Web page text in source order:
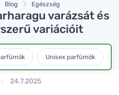
Blog Egészség
varázsát és
variációit
Unisex parfümök
24.7.2025